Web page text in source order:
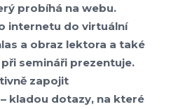
probíhá na webu.
internetu do virtuální
a obraz lektora a také
semináři prezentuje.
zapojit
kladou dotazy, na které